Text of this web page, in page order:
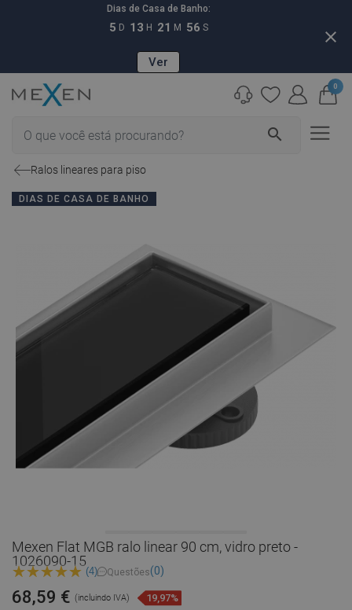
Dias de Casa de Banho:
5 D 13 H 21 M 55 S
Ver
close
search
0
Ralos lineares para piso
DIAS DE CASA DE BANHO
Mexen Flat MGB ralo linear 90 cm, vidro preto -
1026090-15
(4) Questões(0)
68,59 € (incluindo IVA) 19,97%